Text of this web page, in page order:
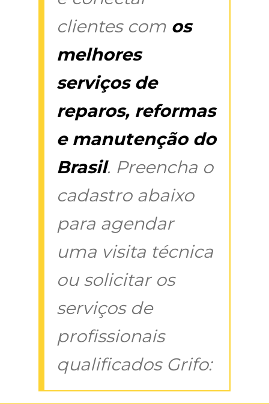
clientes com os
melhores
serviços de
reparos, reformas
e manutenção do
Brasil. Preencha o
cadastro abaixo
para agendar
uma visita técnica
ou solicitar os
serviços de
profissionais
qualificados Grifo: